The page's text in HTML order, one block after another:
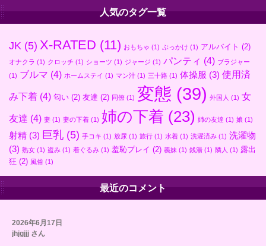
人気のタグ一覧
JK (5) X-RATED (11) おもちゃ (1) ぶっかけ (1) アルバイト (2)
オナクラ (1) クロッチ (1) ショーツ (1) ジャージ (1) パンティ (4) ブラジャー
(1) ブルマ (4) ホームステイ (1) マン汁 (1) 三十路 (1) 体操服 (3) 使用済
み下着 (4) 匂い (2) 友達 (2) 同僚 (1) 変態 (39) 外国人 (1) 女
友達 (4) 妻 (1) 妻の下着 (1) 姉の下着 (23) 姉の友達 (1) 娘 (1)
射精 (3) 巨乳 (5) 手コキ (1) 放尿 (1) 旅行 (1) 水着 (1) 洗濯済み (1) 洗濯物
(3) 熟女 (1) 盗み (1) 着ぐるみ (1) 羞恥プレイ (2) 義妹 (1) 銭湯 (1) 隣人 (1) 露出
狂 (2) 風俗 (1)
最近のコメント
2026年6月17日
jhjgjjj さん